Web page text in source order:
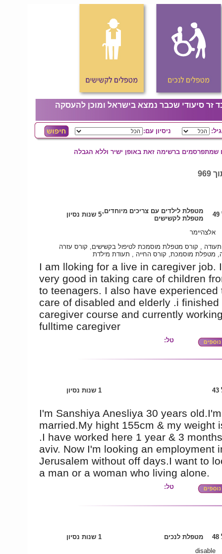
זר סיעודי שכבר נמצא בישראל ומוכן להעסקה
גיל: ניסיון עם:
שמתפרסמים ברשימה זאת באופן ישיר וללא הגבלה
מטפלת לילדים עם צריכים מיוחדים,
מטפלת לקשישים
5 שנות נסיון
אלצהיימר
תעודה , קורס מטפלת מוסמכת לטיפול בקשישים, קורס עזרה
מטפלת מוסמכת, קורס החייה , תעודת מילדת
I am lloking for a live in caregiver job.
very good in taking care of children
to teenagers. I also have experienced
care of disabled and elderly .i finished
caregiver course and currently
fulltime caregiver
טל:
1 שנות נסיון
I'm Sanshiya Anesliya 30 years old.I'm
married.My hight 155cm & my weight
.I have worked here 1 year & 3
aviv. Now I'm looking an employment
Jerusalem without off days.I want to
a man or a woman who living alone.
טל:
מטפלת לנכים
1 שנות נסיון
disable